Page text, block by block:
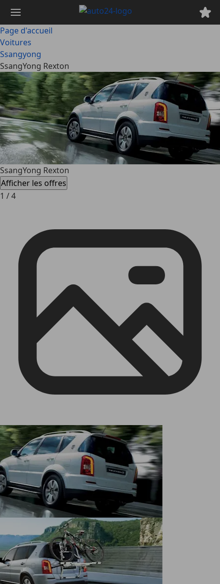
contenu
principal
Page d'accueil
Voitures
Ssangyong
SsangYong Rexton
SsangYong Rexton
Afficher les offres
1 /4